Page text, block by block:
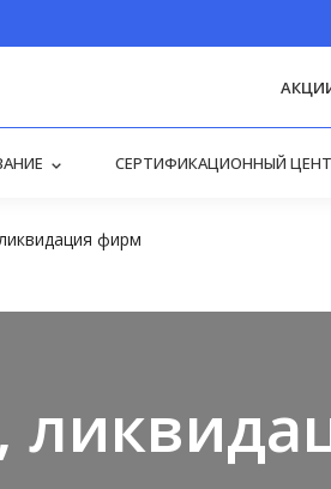
СЕРТИФИКАЦИОННЫЙ
фирм